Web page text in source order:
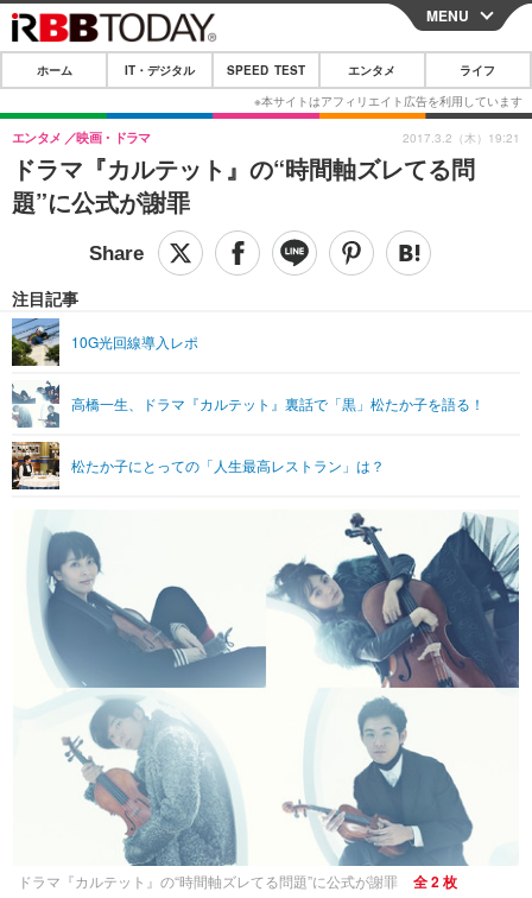
CLOSE
ホーム
IT・デジタル
IT・デジタルTOP スマートフォン
ショッピング その他
SPEED TEST
エンタメTOP 映画・ドラマ
グラビア ブログ
ショッピング その他
ライフTOP
リリース一覧
プッシュ通知の停止方法
MENU
ホーム IT・デジタル SPEED TEST エンタメ ライフ
ドラマ『カルテット』の“時間軸ズレてる問
題”に公式が謝罪
エンタメ 映画・ドラマ
注目記事
10G光回線導入レポ
高橋一生、ドラマ『カルテット』裏話で「黒」松たか子を語る！
松たか子にとっての「人生最高レストラン」は？
2017.3.2（木）19:21
ドラマ『カルテット』の“時間軸ズレてる問題”に公式が謝罪 全 2 枚